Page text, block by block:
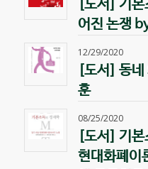
[도서] 기
어진 논쟁
12/29/2020
[도서] 동
훈
08/25/2020
[도서] 기
현대화폐